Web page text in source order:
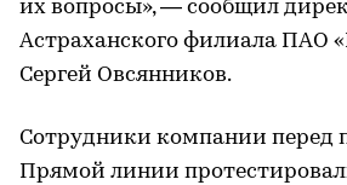
их вопросы», — сообщил
Астраханского филиала ПАО
Сергей Овсянников.
Сотрудники компании перед
Прямой линии